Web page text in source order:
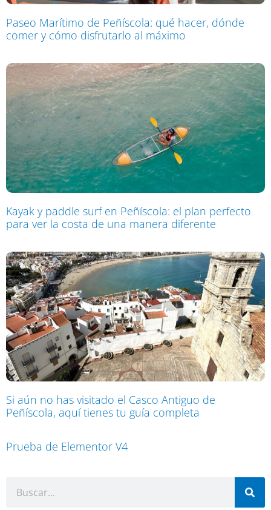
Paseo Marítimo de Peñíscola: qué hacer, dónde
comer y cómo disfrutarlo al máximo
Kayak y paddle surf en Peñíscola: el plan perfecto
para ver la costa de una manera diferente
Si aún no has visitado el Casco Antiguo de
Peñíscola, aquí tienes tu guía completa
Prueba de Elementor V4